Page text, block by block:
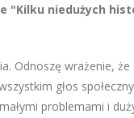
"Kilku niedużych
Odnoszę wrażenie, że
głos
problemami i